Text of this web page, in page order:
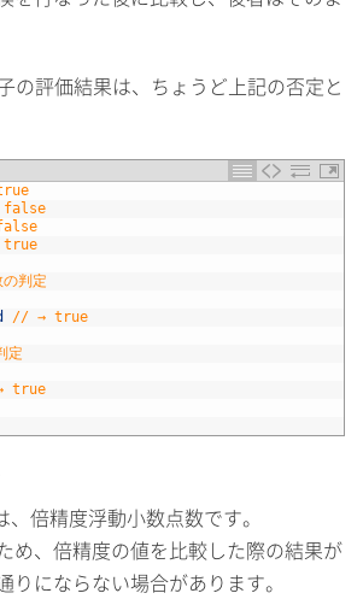
の評価結果は、ちょうど上記の否定と
判定
// → true
定
true
倍精度浮動小数点数です。
め、倍精度の値を比較した際の結果が
りにならない場合があります。